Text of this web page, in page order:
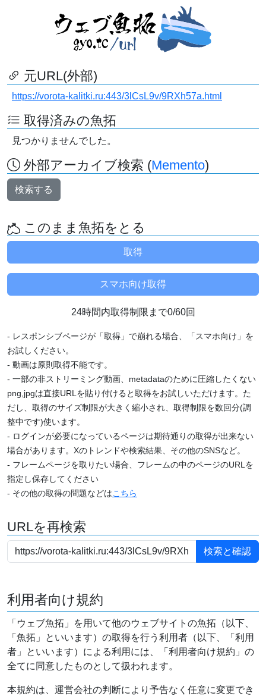
元URL(外部)
https://vorota-kalitki.ru:443/3lCsL9v/9RXh57a.html
取得済みの魚拓
見つかりませんでした。
外部アーカイブ検索 (Memento)
検索する
このまま魚拓をとる
24時間内取得制限まで0/60回
- レスポンシブページが「取得」で崩れる場合、「スマホ向け」を
お試しください。
- 動画は原則取得不能です。
- 一部の非ストリーミング動画、metadataのために圧縮したくない
png,jpgは直接URLを貼り付けると取得をお試しいただけます。た
だし、取得のサイズ制限が大きく縮小され、取得制限を数回分(調
整中です)使います。
- ログインが必要になっているページは期待通りの取得が出来ない
場合があります。Xのトレンドや検索結果、その他のSNSなど。
- フレームページを取りたい場合、フレームの中のページのURLを
指定し保存してください
- その他の取得の問題などはこちら
URLを再検索
利用者向け規約
「ウェブ魚拓」を用いて他のウェブサイトの魚拓（以下、
「魚拓」といいます）の取得を行う利用者（以下、「利用
者」といいます）による利用には、「利用者向け規約」の
全てに同意したものとして扱われます。
本規約は、運営会社の判断により予告なく任意に変更でき